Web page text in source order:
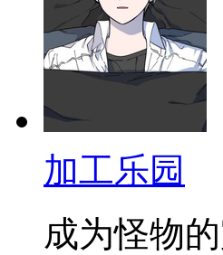
加工乐园
成为怪物